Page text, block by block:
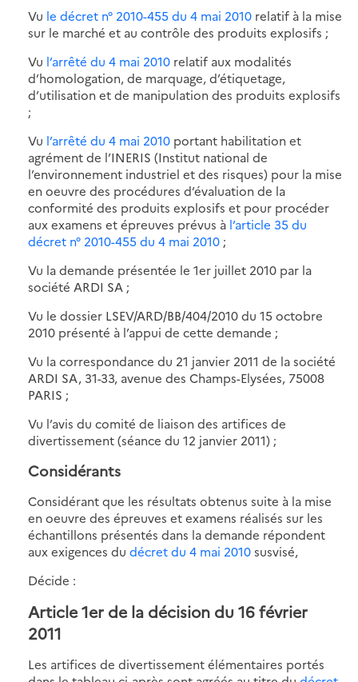
Vu le décret n° 2010-455 du 4 mai 2010 relatif à la mise
sur le marché et au contrôle des produits explosifs ;
Vu l’arrêté du 4 mai 2010 relatif aux modalités
d’homologation, de marquage, d’étiquetage,
d’utilisation et de manipulation des produits explosifs
;
Vu l’arrêté du 4 mai 2010 portant habilitation et
agrément de l’INERIS (Institut national de
l’environnement industriel et des risques) pour la mise
en oeuvre des procédures d’évaluation de la
conformité des produits explosifs et pour procéder
aux examens et épreuves prévus à l’article 35 du
décret n° 2010-455 du 4 mai 2010 ;
Vu la demande présentée le 1er juillet 2010 par la
société ARDI SA ;
Vu le dossier LSEV/ARD/BB/404/2010 du 15 octobre
2010 présenté à l’appui de cette demande ;
Vu la correspondance du 21 janvier 2011 de la société
ARDI SA, 31-33, avenue des Champs-Elysées, 75008
PARIS ;
Vu l’avis du comité de liaison des artifices de
divertissement (séance du 12 janvier 2011) ;
Considérants
Considérant que les résultats obtenus suite à la mise
en oeuvre des épreuves et examens réalisés sur les
échantillons présentés dans la demande répondent
aux exigences du décret du 4 mai 2010susvisé,
Décide :
Article 1er de la décision du 16 février
2011
Les artifices de divertissement élémentaires portés